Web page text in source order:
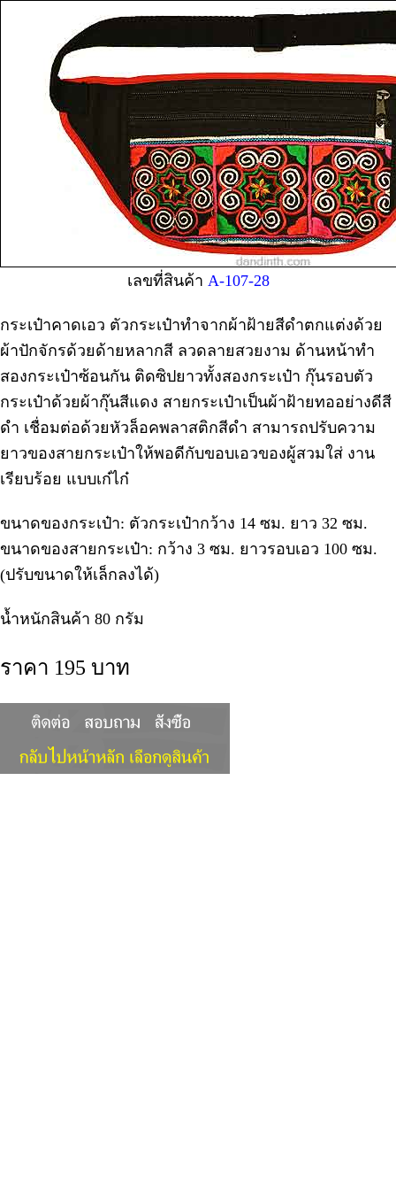
เลขที่สินค้า A-107-28
กระเป๋าคาดเอว ตัวกระเป๋าทำจากผ้าฝ้ายสีดำตกแต่งด้วย
ผ้าปักจักรด้วยด้ายหลากสี ลวดลายสวยงาม ด้านหน้าทำ
สองกระเป๋าซ้อนกัน ติดซิปยาวทั้งสองกระเป๋า กุ๊นรอบตัว
กระเป๋าด้วยผ้ากุ๊นสีแดง สายกระเป๋าเป็นผ้าฝ้ายทออย่างดีสี
ดำ เชื่อมต่อด้วยหัวล็อคพลาสติกสีดำ สามารถปรับความ
ยาวของสายกระเป๋าให้พอดีกับขอบเอวของผู้สวมใส่ งาน
เรียบร้อย แบบเก๋ไก๋
ขนาดของกระเป๋า: ตัวกระเป๋ากว้าง 14 ซม. ยาว 32 ซม.
ขนาดของสายกระเป๋า: กว้าง 3 ซม. ยาวรอบเอว 100 ซม.
(ปรับขนาดให้เล็กลงได้)
น้ำหนักสินค้า 80 กรัม
ราคา 195 บาท